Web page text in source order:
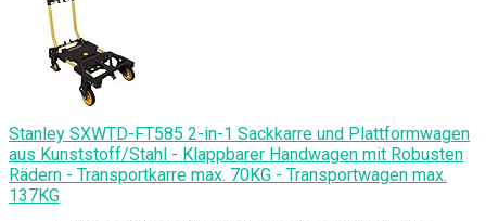
Stanley SXWTD-FT585 2-in-1 Sackkarre und Plattformwagen
aus Kunststoff/Stahl - Klappbarer Handwagen mit Robusten
Rädern - Transportkarre max. 70KG - Transportwagen max.
137KG